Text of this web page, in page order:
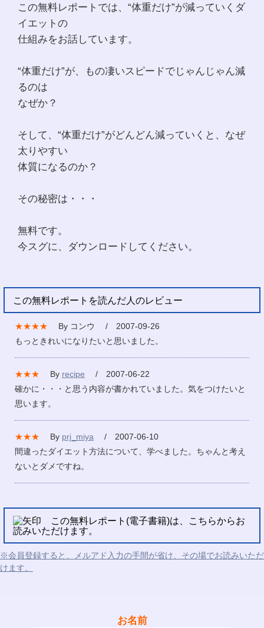
この無料レポートでは、“体重だけ”が減っていくダ
イエットの
仕組みをお話しています。
“体重だけ”が、もの凄いスピードでじゃんじゃん減
るのは
なぜか？
そして、“体重だけ”がどんどん減っていくと、なぜ
太りやすい
体質になるのか？
その秘密は・・・
無料です。
今スグに、ダウンロードしてください。
この無料レポートを読んだ人のレビュー
★★★★
By コンウ / 2007-09-26
もっときれいになりたいと思いました。
★★★ By recipe
/ 2007-06-22
確かに・・・と思う内容が書かれていました。気をつけたいと
思います。
★★★ By prj_miya
/ 2007-06-10
間違ったダイエット方法について、学べました。ちゃんと考え
ないとダメですね。
この無料レポート(電子書籍)は、こちらからお
読みいただけます。
※会員登録すると、メルアド入力の手間が省け、その場でお読みいただ
けます。
お名前